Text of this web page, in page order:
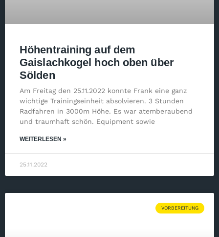
Höhentraining auf dem
Gaislachkogel hoch oben über
Sölden
Am Freitag den 25.11.2022 konnte Frank eine ganz
wichtige Trainingseinheit absolvieren. 3 Stunden
Radfahren in 3000m Höhe. Es war atemberaubend
und traumhaft schön. Equipment sowie
WEITERLESEN »
25.11.2022
VORBEREITUNG